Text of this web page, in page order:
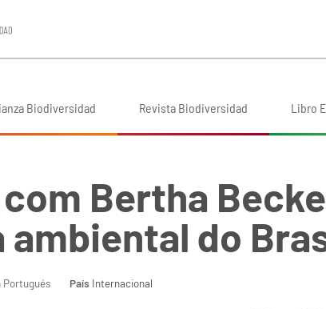
Biodiversidad Revista Biodiversidad Libro
Bertha
do
Portugués País Internacional